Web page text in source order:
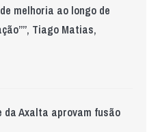
melhoria ao longo de
Tiago Matias,
da Axalta aprovam fusão